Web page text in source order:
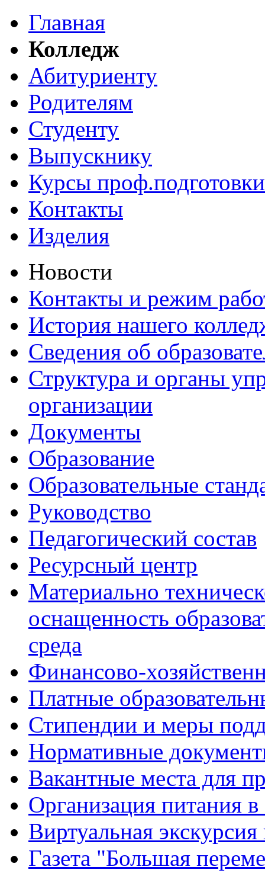
Главная
Колледж
Абитуриенту
Родителям
Студенту
Выпускнику
Курсы проф.подготовки
Контакты
Изделия
Новости
Контакты и режим
История нашего
Сведения об
Структура и органы
организации
Документы
Образование
Образовательные
Руководство
Педагогический состав
Ресурсный центр
Материально
оснащенность
среда
Финансово-
Платные
Стипендии и меры
Нормативные
Вакантные места для
Организация питания в
Виртуальная
Газета "Большая